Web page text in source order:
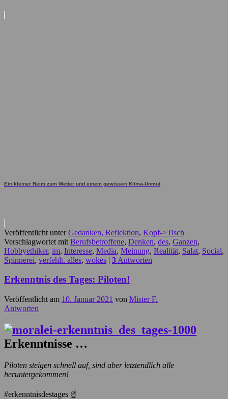
Ein kleiner Reim zum Wetter und einem gewissen Klima-Unmut
Veröffentlicht unter Gedanken, Reflektion, Kopf->Tisch |
Verschlagwortet mit Berufsbetroffene, Denken, des, Ganzen,
Hobbyethiker, im, Interesse, Media, Meinung, Realität, Salat, Social,
Spinnerei, verfehlt. alles, wokes | 3 Antworten
Erkenntnis des Tages: Piloten!
Veröffentlicht am 10. Januar 2021 von Mister F.
Antworten
Erkenntnisse …
Piloten steigen schnell auf, sind aber letztendlich alle
heruntergekommen!
#erkenntnisdestages ☝️